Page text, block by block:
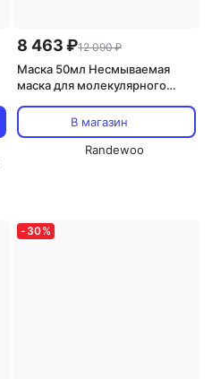
8 463 ₽12 090 ₽
Маска 50мл Несмываемая
маска для молекулярного
In Molecular Repair Hair Mask :
Маска 50мл
В магазин
Randewoo
- 30%